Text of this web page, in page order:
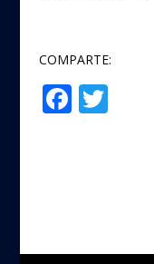
COMPARTE:
F
o
T